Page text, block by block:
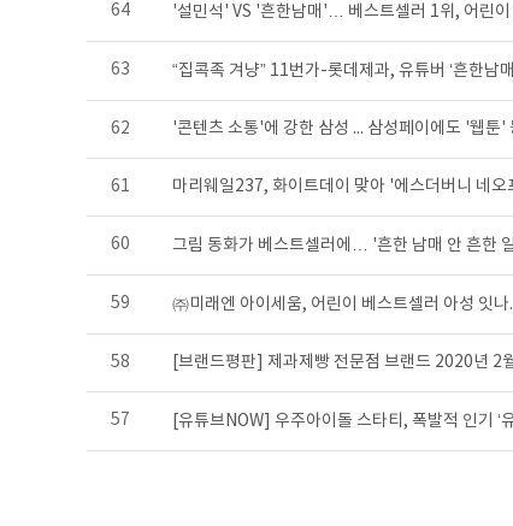
64 '설민석' VS '흔한남매'… 베스트셀러 1위, 어린이
63 “집콕족 겨냥” 11번가-롯데제과, 유튜버 ‘흔한남
62 '콘텐츠 소통'에 강한 삼성 ... 삼성페이에도 '웹툰'
61 마리웨일237, 화이트데이 맞아 '에스더버니 네
60 그림 동화가 베스트셀러에… '흔한 남매 안 흔한
59 ㈜미래엔 아이세움, 어린이 베스트셀러 아성 잇
58 [브랜드평판] 제과제빵 전문점 브랜드 2020년 2
57 [유튜브NOW] 우주아이돌 스타티, 폭발적 인기 ‘